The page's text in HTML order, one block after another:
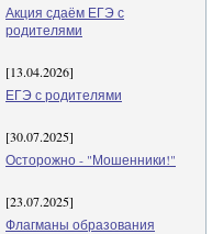
Акция сдаём ЕГЭ с
родителями
[13.04.2026]
ЕГЭ с родителями
[30.07.2025]
Осторожно - "Мошенники!"
[23.07.2025]
Флагманы образования